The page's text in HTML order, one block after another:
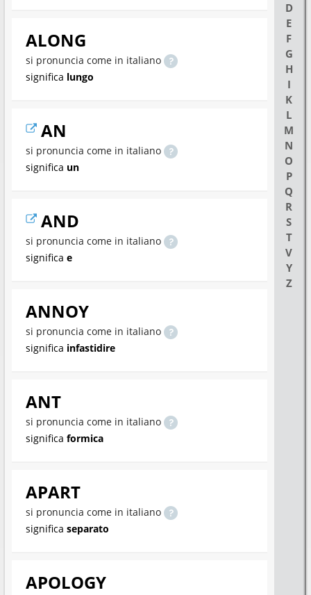
D
E
F
G
H
I
K
L
M
N
O
P
Q
R
S
T
V
Y
Z
ALONG
si pronuncia come in italiano
significa lungo
AN
si pronuncia come in italiano
significa un
AND
si pronuncia come in italiano
significa e
ANNOY
si pronuncia come in italiano
significa infastidire
ANT
si pronuncia come in italiano
significa formica
APART
si pronuncia come in italiano
significa separato
APOLOGY